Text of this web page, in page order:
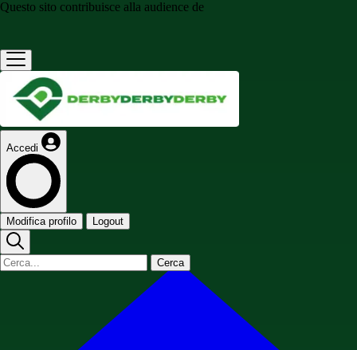
Questo sito contribuisce alla audience de
Accedi
Modifica profilo Logout
Cerca